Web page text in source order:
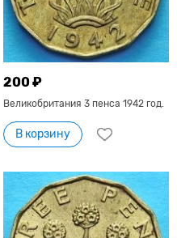
200 ₽
Великобритания 3 пенса 1942 год.
В корзину